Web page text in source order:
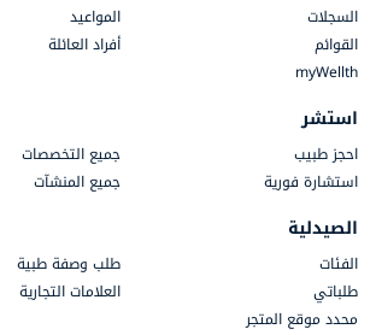
السجلات
المواعيد
القوائم
أفراد العائلة
myWellth
استشر
احجز طبيب
جميع التخصصات
استشارة فورية
جميع المنشآت
الصيدلية
الفئات
طلب وصفة طبية
طلباتي
العلامات التجارية
محدد موقع المتجر